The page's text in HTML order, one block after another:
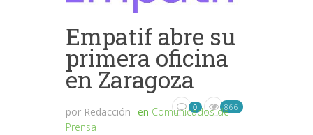
Empatif abre su
primera oficina
en Zaragoza
por Redacción en Comunicados de
Prensa
0 866